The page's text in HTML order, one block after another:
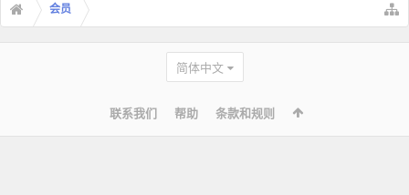
会员
简体中文
联系我们 帮助 条款和规则